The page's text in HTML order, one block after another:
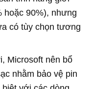
hoặc 90%), nhưng
có tùy chọn tương
Microsoft nên bổ
nhằm bảo vệ pin